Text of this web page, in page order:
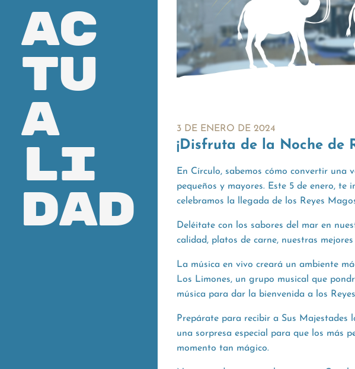
ac
tu
a
li
dad
3 DE ENERO DE 2024
¡Disfruta de la Noche de
En Círculo, sabemos cómo convertir una
pequeños y mayores. Este 5 de enero,
celebramos la llegada de los Reyes
Deléitate con los sabores del mar en
calidad, platos de carne, nuestras
La música en vivo creará un ambiente
Los Limones, un grupo musical que
música para dar la bienvenida a los
Prepárate para recibir a Sus Majestades
una sorpresa especial para que los más
momento tan mágico.